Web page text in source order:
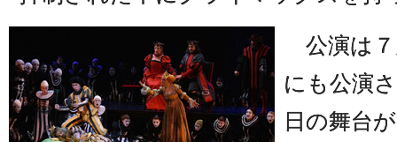
公演は７
にも公演
日の舞台